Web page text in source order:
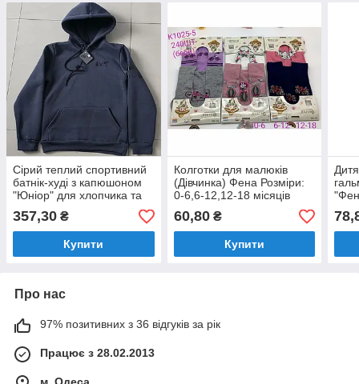
Сірий теплий спортивний
батнік-худі з капюшоном
"Юніор" для хлопчика та
дівчинки Розміри: 1-2, 3-4,
5-6, 7-8 років (36040-3)
357,30 ₴
Купити
Колготки для малюків
(Дівчинка) Фена Розміри:
0-6,6-12,12-18 місяців
(30104)
60,80₴
Купити
12-
Про нас
97% позитивних з 36 відгуків за рік
Працює з 28.02.2013